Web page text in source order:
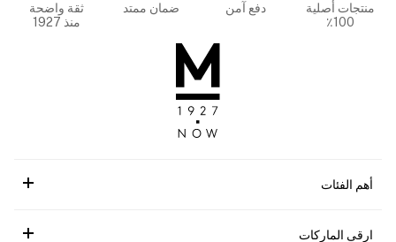
منتجات أصلية
100٪
دفع آمن ضمان ممتد
ثقة واضحة
منذ 1927
أهم الفئات
ارقى الماركات